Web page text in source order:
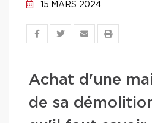
15 MARS 2024
Achat d'une
de sa